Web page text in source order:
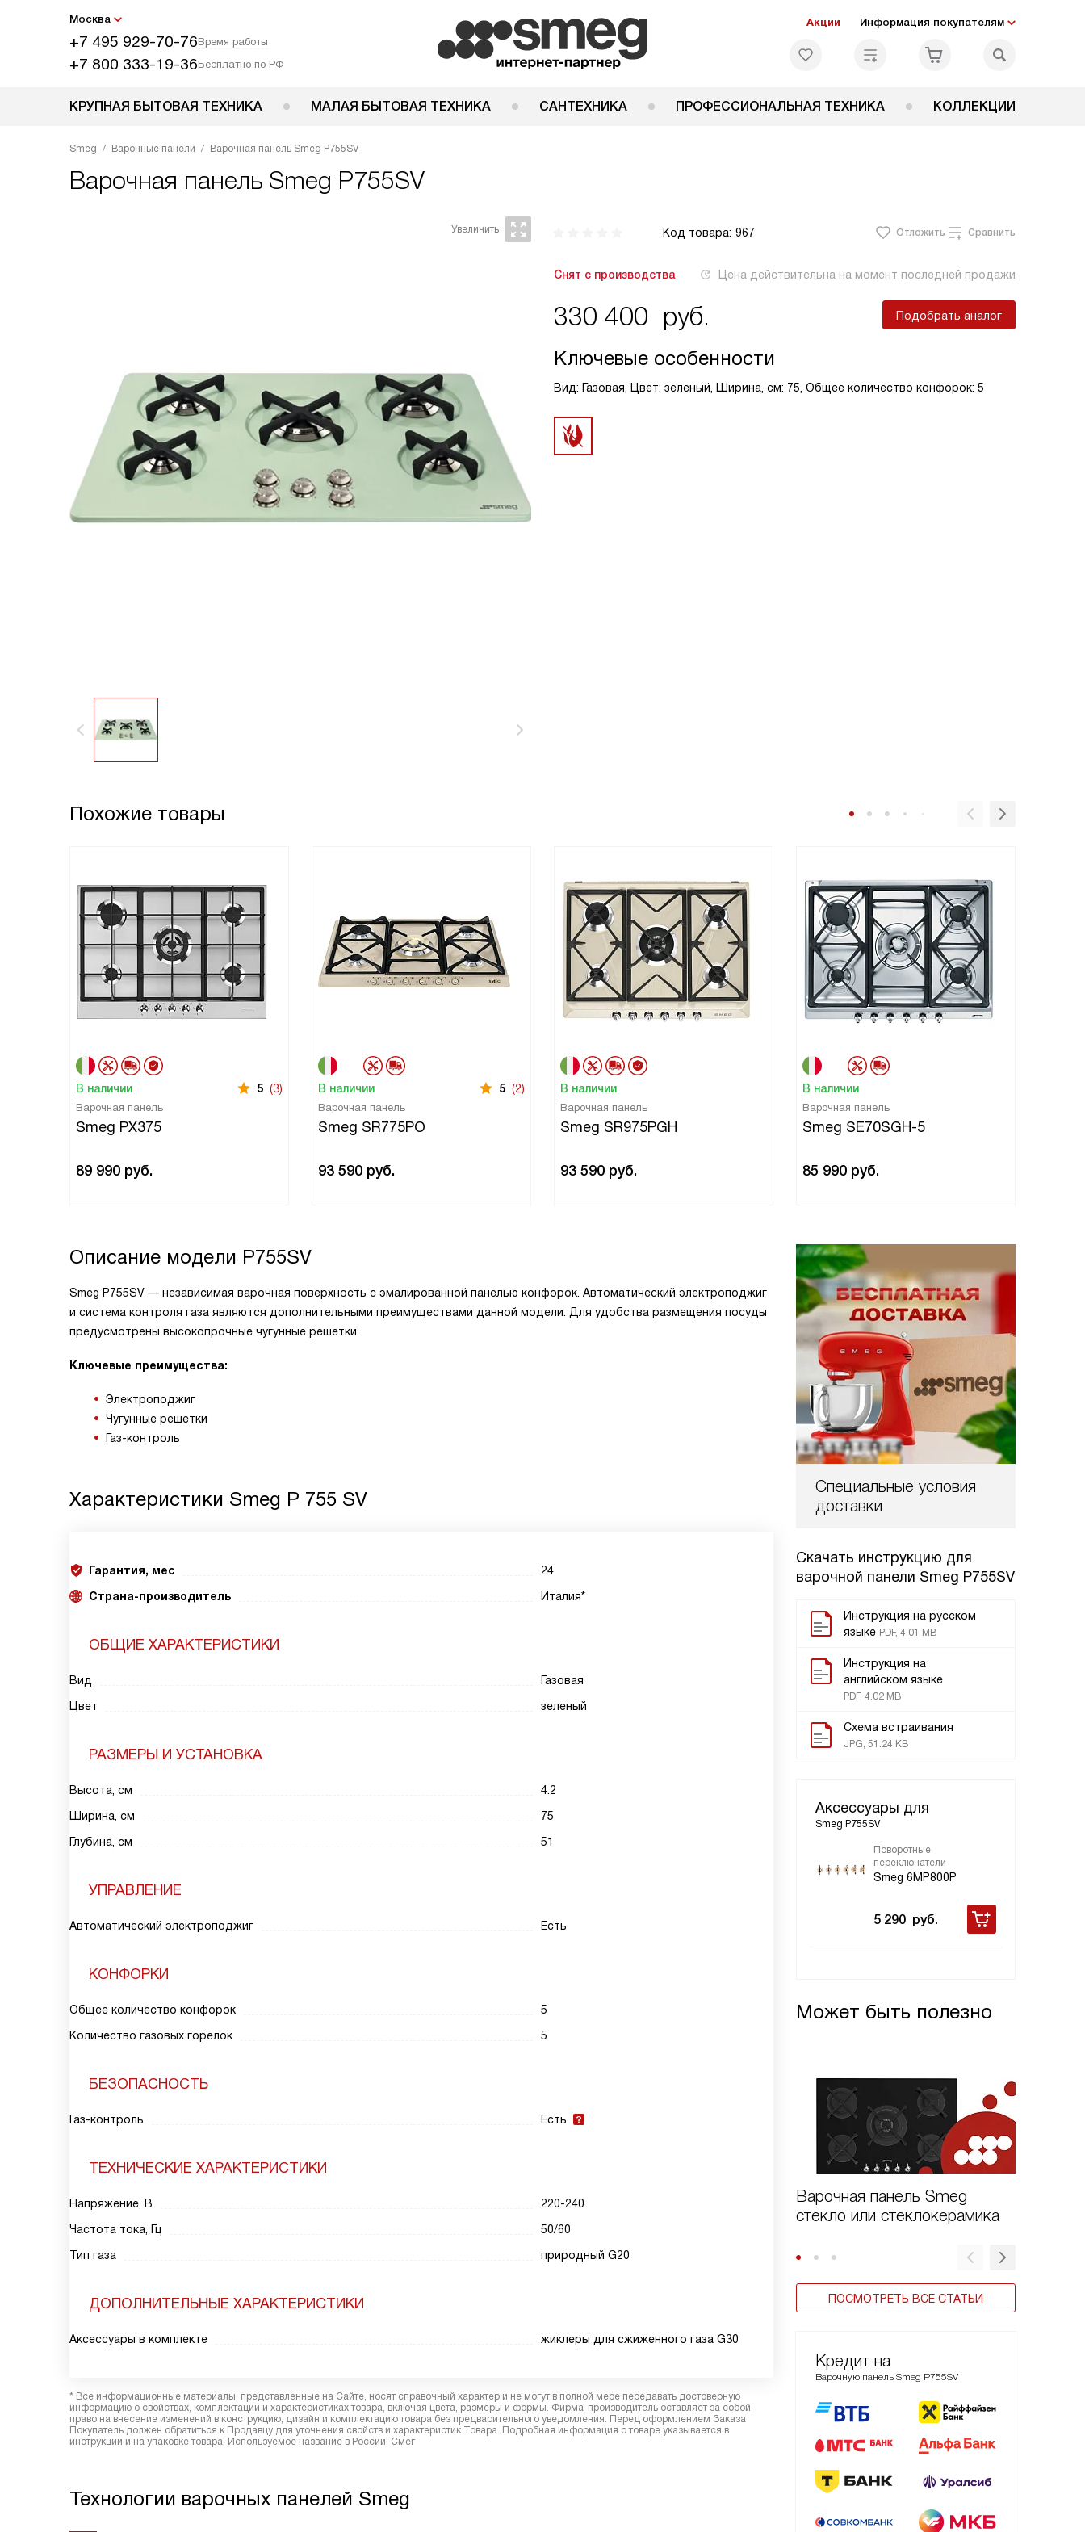
Москва
+7 495 929-70-76Время работы
+7 800 333-19-36Бесплатно по РФ
Акции Информация покупателям
КРУПНАЯ БЫТОВАЯ ТЕХНИКА МАЛАЯ БЫТОВАЯ ТЕХНИКА САНТЕХНИКА ПРОФЕССИОНАЛЬНАЯ ТЕХНИКА КОЛЛЕКЦИИ
Smeg Варочные панели Варочная панель Smeg P755SV
Варочная панель Smeg P755SV
Код товара: 967 Отложить Сравнить
Снят с производства Цена действительна на момент последней продажи
330 400 руб. Подобрать аналог
Ключевые особенности
Вид: Газовая, Цвет: зеленый, Ширина, см: 75, Общее количество конфорок: 5
Похожие товары
В наличии 5 (3)
Варочная панель
Smeg PX375
89 990 руб.
В наличии 5 (2)
Варочная панель
Smeg SR775PO
93 590 руб.
В наличии
Варочная панель
Smeg SR975PGH
93 590 руб.
В наличии
Варочная панель
Smeg SE70SGH-5
85 990 руб.
Специальные условия
доставки
Скачать инструкцию для
варочной панели Smeg P755SV
Инструкция на русском
языке PDF, 4.01 MB
Инструкция на
английском языке
PDF, 4.02 MB
Схема встраивания
JPG, 51.24 KB
Аксессуары для
Smeg P755SV
Поворотные
переключатели
Smeg 6MP800P
5 290 руб.
Может быть полезно
Варочная панель Smeg
стекло или стеклокерамика
ПОСМОТРЕТЬ ВСЕ СТАТЬИ
Кредит на
Варочную панель Smeg P755SV
Описание модели P755SV
Smeg P755SV — независимая варочная поверхность с эмалированной панелью конфорок. Автоматический электроподжиг
и система контроля газа являются дополнительными преимуществами данной модели. Для удобства размещения посуды
предусмотрены высокопрочные чугунные решетки.
Ключевые преимущества:
Электроподжиг
Чугунные решетки
Газ-контроль
Характеристики Smeg P 755 SV
Гарантия, мес
24
Страна-производитель
Италия*
ОБЩИЕ ХАРАКТЕРИСТИКИ
Вид
Газовая
Цвет
зеленый
РАЗМЕРЫ И УСТАНОВКА
Высота, см
4.2
Ширина, см
75
Глубина, см
51
УПРАВЛЕНИЕ
Автоматический электроподжиг Есть
КОНФОРКИ
Общее количество конфорок
5
Количество газовых горелок
5
БЕЗОПАСНОСТЬ
Газ-контроль Есть
ТЕХНИЧЕСКИЕ ХАРАКТЕРИСТИКИ
Напряжение, В
220-240
Частота тока, Гц
50/60
Тип газа
природный G20
ДОПОЛНИТЕЛЬНЫЕ ХАРАКТЕРИСТИКИ
Аксессуары в комплекте жиклеры для сжиженного газа G30
* Все информационные материалы, представленные на Сайте, носят справочный характер и не могут в полной мере передавать достоверную
информацию о свойствах, комплектации и характеристиках товара, включая цвета, размеры и формы. Фирма-производитель оставляет за собой
право на внесение изменений в конструкцию, дизайн и комплектацию товара без предварительного уведомления. Перед оформлением Заказа
Покупатель должен обратиться к Продавцу для уточнения свойств и характеристик Товара. Подробная информация о товаре указывается в
инструкции и на упаковке товара. Используемое название в России: Смег
Технологии варочных панелей Smeg